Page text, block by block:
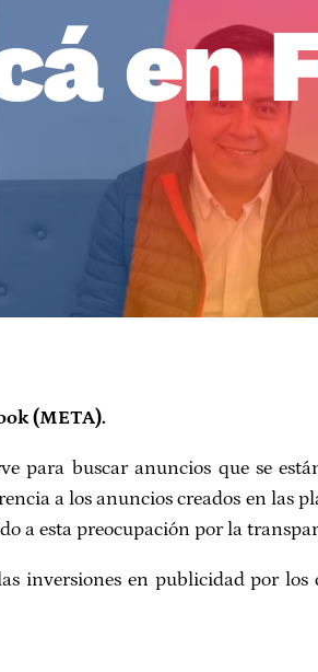
en
(META).
para buscar anuncios que se
a los anuncios creados en las
a esta preocupación por la
inversiones en publicidad por